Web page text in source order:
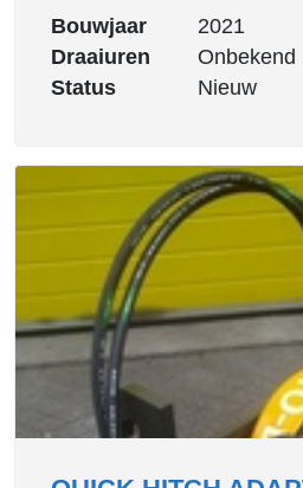
Bouwjaar
2021
Draaiuren
Onbekend
Status
Nieuw